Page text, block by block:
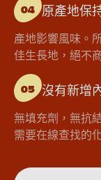
04 原產地保
產地影響風味。
佳生長地，絕不
05 沒有新增
無填充劑，無抗
需要在線查找的